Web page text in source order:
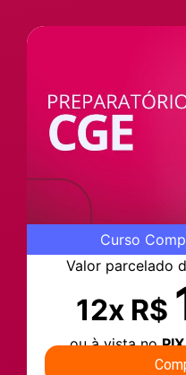
Curso
Valor parcelado
12x R$
ou à vista noPIX